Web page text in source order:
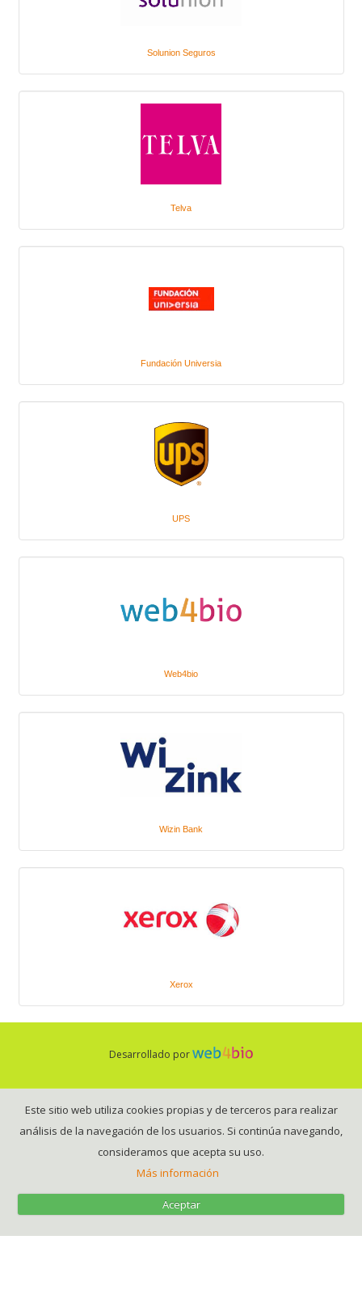
Solunion Seguros
Telva
Fundación Universia
UPS
Web4bio
Wizin Bank
Xerox
Desarrollado por
Este sitio web utiliza cookies propias y de terceros para realizar
análisis de la navegación de los usuarios. Si continúa navegando,
consideramos que acepta su uso.
Más información
Aceptar